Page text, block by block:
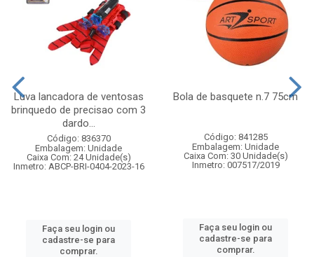
Luva lancadora de ventosas
brinquedo de precisao com 3
dardo...
Código: 836370
Embalagem: Unidade
Caixa Com: 24 Unidade(s)
Inmetro: ABCP-BRI-0404-2023-16
Faça seu login ou
cadastre-se para
comprar.
Bola de basquete n.7 75cm
Código: 841285
Embalagem: Unidade
Caixa Com: 30 Unidade(s)
Inmetro: 007517/2019
Faça seu login ou
cadastre-se para
comprar.